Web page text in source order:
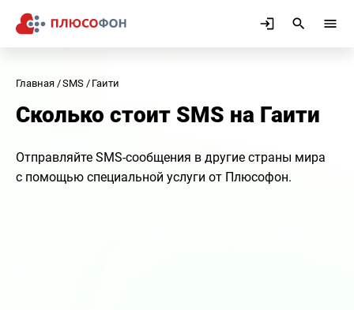
Главная SMS Гаити
Сколько стоит SMS на Гаити
Отправляйте SMS-сообщения в другие страны мира
с помощью специальной услуги от Плюсофон.